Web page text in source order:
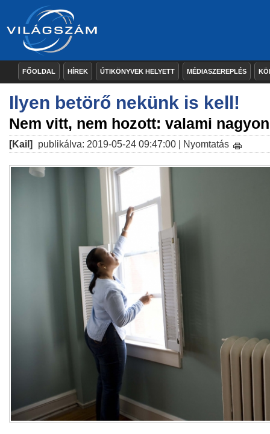
FŐOLDAL HÍREK ÚTIKÖNYVEK HELYETT MÉDIASZEREPLÉS
Ilyen betörő nekünk is kell!
Nem vitt, nem hozott: valami
[Kail] publikálva: 2019-05-24 09:47:00 | Nyomtatás